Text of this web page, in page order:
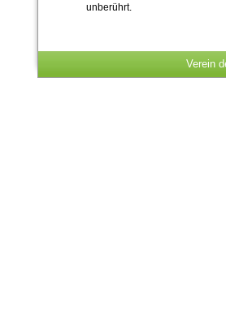
unberührt.
Verein